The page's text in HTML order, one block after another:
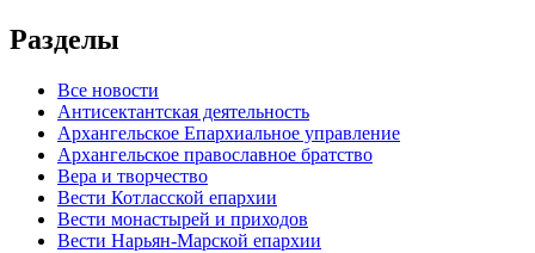
Разделы
Все новости
Антисектантская деятельность
Архангельское Епархиальное управление
Архангельское православное братство
Вера и творчество
Вести Котласской епархии
Вести монастырей и приходов
Вести Нарьян-Марской епархии